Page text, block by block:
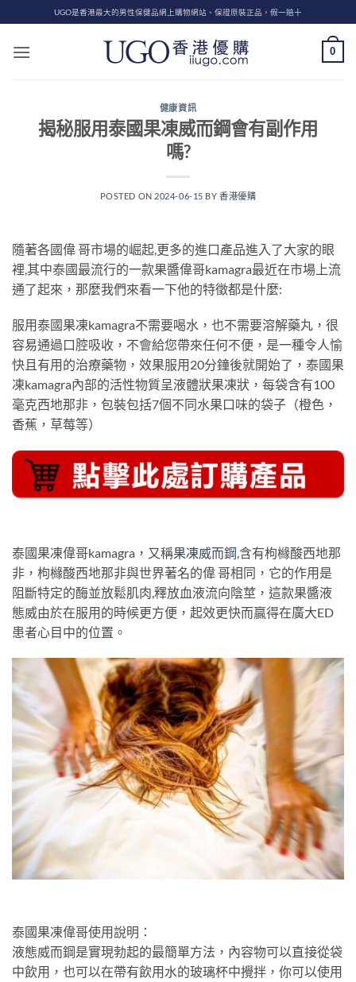
to
content
UGO是香港最大的男性保健品網上購物網站、保證原裝正品，假一賠十
0
健康資訊
揭秘服用泰國果凍威而鋼會有副作用
嗎?
POSTED ON 2024-06-15 BY香港優購
隨著各國偉 哥市場的崛起,更多的進口產品進入了大家的眼
裡,其中泰國最流行的一款果醬偉哥kamagra最近在市場上流
通了起來，那麼我們來看一下他的特徵都是什麼:
服用泰國果凍kamagra不需要喝水，也不需要溶解藥丸，很
容易通過口腔吸收，不會給您帶來任何不便，是一種令人愉
快且有用的治療藥物，效果服用20分鐘後就開始了，泰國果
凍kamagra內部的活性物質呈液體狀果凍狀，每袋含有100
毫克西地那非，包裝包括7個不同水果口味的袋子（橙色，
香蕉，草莓等）
泰國果凍偉哥kamagra，又稱果凍威而鋼 ,含有枸櫞酸西地那
非，枸櫞酸西地那非與世界著名的偉 哥相同，它的作用是
阻斷特定的酶並放鬆肌肉,釋放血液流向陰莖，這款果醬液
態威由於在服用的時候更方便，起效更快而贏得在廣大ED
患者心目中的位置。
泰國果凍偉哥使用說明：
液態威而鋼是實現勃起的最簡單方法，內容物可以直接從袋
中飲用，也可以在帶有飲用水的玻璃杯中攪拌，你可以使用